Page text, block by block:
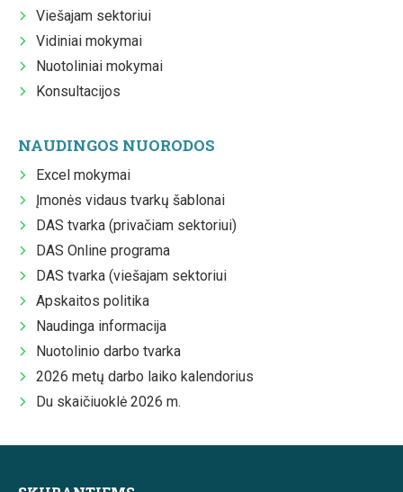
Viešajam sektoriui
Vidiniai mokymai
Nuotoliniai mokymai
Konsultacijos
NAUDINGOS NUORODOS
Excel mokymai
Įmonės vidaus tvarkų šablonai
DAS tvarka (privačiam sektoriui)
DAS Online programa
DAS tvarka (viešajam sektoriui
Apskaitos politika
Naudinga informacija
Nuotolinio darbo tvarka
2026 metų darbo laiko kalendorius
Du skaičiuoklė 2026 m.